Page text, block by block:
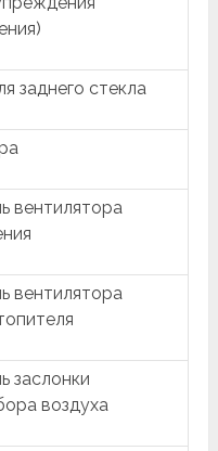
заднего стекла
вентилятора
вентилятора
заслонки
воздуха